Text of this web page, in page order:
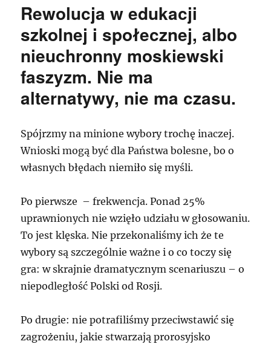
Rewolucja w edukacji
szkolnej i społecznej, albo
nieuchronny moskiewski
faszyzm. Nie ma
alternatywy, nie ma czasu.
Spójrzmy na minione wybory trochę inaczej.
Wnioski mogą być dla Państwa bolesne, bo o
własnych błędach niemiło się myśli.
Po pierwsze – frekwencja. Ponad 25%
uprawnionych nie wzięło udziału w głosowaniu.
To jest klęska. Nie przekonaliśmy ich że te
wybory są szczególnie ważne i o co toczy się
gra: w skrajnie dramatycznym scenariuszu – o
niepodległość Polski od Rosji.
Po drugie: nie potrafiliśmy przeciwstawić się
zagrożeniu, jakie stwarzają prorosyjsko